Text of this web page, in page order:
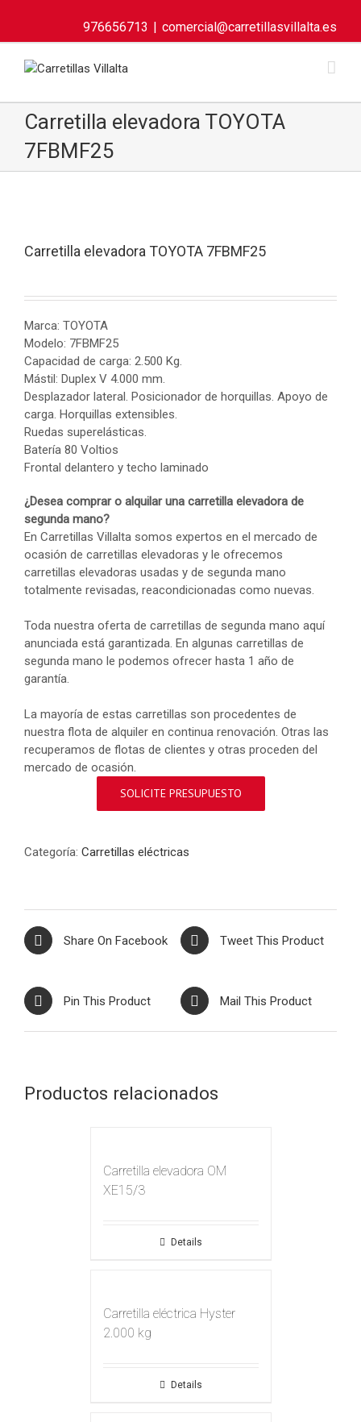
976656713 | comercial@carretillasvillalta.es
Carretilla elevadora TOYOTA
7FBMF25
Carretilla elevadora TOYOTA 7FBMF25
Marca: TOYOTA
Modelo: 7FBMF25
Capacidad de carga: 2.500 Kg.
Mástil: Duplex V 4.000 mm.
Desplazador lateral. Posicionador de horquillas. Apoyo de
carga. Horquillas extensibles.
Ruedas superelásticas.
Batería 80 Voltios
Frontal delantero y techo laminado
¿Desea comprar o alquilar una carretilla elevadora de
segunda mano?
En Carretillas Villalta somos expertos en el mercado de
ocasión de carretillas elevadoras y le ofrecemos
carretillas elevadoras usadas y de segunda mano
totalmente revisadas, reacondicionadas como nuevas.
Toda nuestra oferta de carretillas de segunda mano aquí
anunciada está garantizada. En algunas carretillas de
segunda mano le podemos ofrecer hasta 1 año de
garantía.
La mayoría de estas carretillas son procedentes de
nuestra flota de alquiler en continua renovación. Otras las
recuperamos de flotas de clientes y otras proceden del
mercado de ocasión.
SOLICITE PRESUPUESTO
Categoría: Carretillas eléctricas
Share On Facebook Tweet This Product
Pin This Product Mail This Product
Productos relacionados
Carretilla elevadora OM
XE15/3
Details
Carretilla eléctrica Hyster
2.000 kg
Details